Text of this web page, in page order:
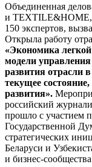
Объединенная
и TEXTILE&HOME,
150 экспертов,
Открыла работу
«Экономика
модели
развития отрасли
текущее
развития».
российский
прошло с участием
Государственной
стратегических
Беларуси и
и бизнес-